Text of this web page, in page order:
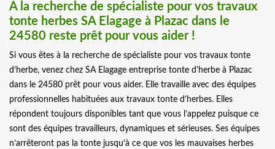
À la recherche de spécialiste pour vos travaux
tonte herbes SA Elagage à Plazac dans le
24580 reste prêt pour vous aider !
Si vous êtes à la recherche de spécialiste pour vos travaux tonte
d’herbe, venez chez SA Elagage entreprise tonte d'herbe à Plazac
dans le 24580 prêt pour vous aider. Elle travaille avec des équipes
professionnelles habituées aux travaux tonte d’herbes. Elles
répondent toujours disponibles tant que vous l’appelez puisque ce
sont des équipes travailleurs, dynamiques et sérieuses. Ses équipes
n’arrêteront pas la tonte jusqu’à ce que vos les mauvaises herbes